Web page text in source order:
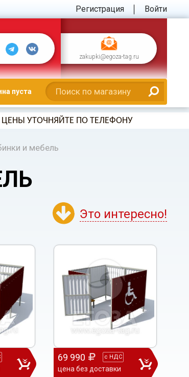
Регистрация Войти
zakupki@egoza-tag.ru
пуста
ЦЕНЫ УТОЧНЯЙТЕ ПО ТЕЛЕФОНУ
и мебель
Это интересно!
69 990 с НДС
цена без доставки